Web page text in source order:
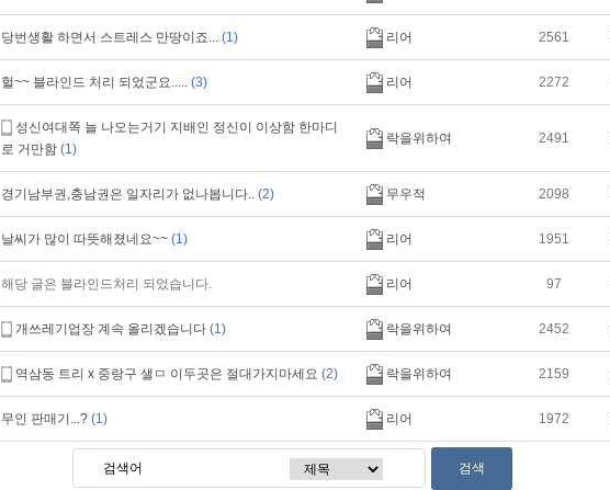
당번생활 하면서 스트레스 만땅이죠... (1) 리어 2561
헐~~ 블라인드 처리 되었군요..... (3) 리어 2272
성신여대쪽 늘 나오는거기 지배인 정신이 이상함 한마디
로 거만함 (1)
락을위하여 2491
경기남부권,충남권은 일자리가 없나봅니다.. (2) 무우적 2098
날씨가 많이 따뜻해졌네요~~ (1) 리어 1951
해당 글은 블라인드처리 되었습니다. 리어 97
개쓰레기업장 계속 올리겠습니다 (1) 락을위하여 2452
역삼동 트리 x 중랑구 샐ㅁ 이두곳은 절대가지마세요 (2) 락을위하여 2159
무인 판매기...? (1) 리어 1972